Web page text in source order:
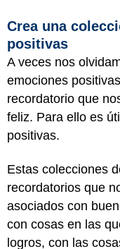
Crea una
positivas
A veces nos
emociones
recordatorio que
feliz. Para ello es
positivas.
Estas colecciones
recordatorios que
asociados con
con cosas en las
logros, con las